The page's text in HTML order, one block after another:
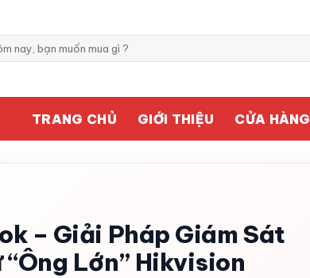
TRANG CHỦ GIỚI THIỆU CỬA HÀNG
– Giải Pháp Giám Sát
Lớn” Hikvision